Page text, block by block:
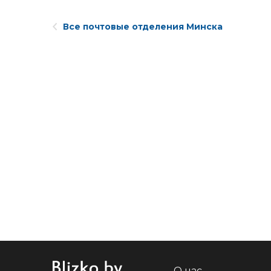
Все почтовые отделения Минска